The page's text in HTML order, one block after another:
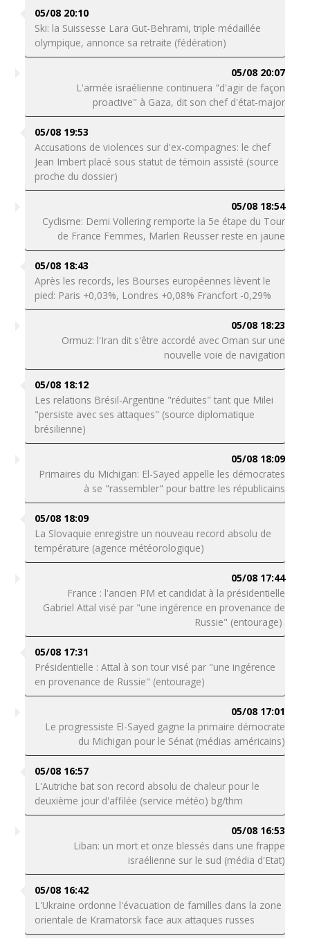
05/08 20:10
Ski: la Suissesse Lara Gut-Behrami, triple médaillée
olympique, annonce sa retraite (fédération)
05/08 20:07
L'armée israélienne continuera "d'agir de façon
proactive" à Gaza, dit son chef d'état-major
05/08 19:53
Accusations de violences sur d'ex-compagnes: le chef
Jean Imbert placé sous statut de témoin assisté (source
proche du dossier)
05/08 18:54
Cyclisme: Demi Vollering remporte la 5e étape du Tour
de France Femmes, Marlen Reusser reste en jaune
05/08 18:43
Après les records, les Bourses européennes lèvent le
pied: Paris +0,03%, Londres +0,08% Francfort -0,29%
05/08 18:23
Ormuz: l'Iran dit s'être accordé avec Oman sur une
nouvelle voie de navigation
05/08 18:12
Les relations Brésil-Argentine "réduites" tant que Milei
"persiste avec ses attaques" (source diplomatique
brésilienne)
05/08 18:09
Primaires du Michigan: El-Sayed appelle les démocrates
à se "rassembler" pour battre les républicains
05/08 18:09
La Slovaquie enregistre un nouveau record absolu de
température (agence météorologique)
05/08 17:44
France : l'ancien PM et candidat à la présidentielle
Gabriel Attal visé par "une ingérence en provenance de
Russie" (entourage)
05/08 17:31
Présidentielle : Attal à son tour visé par "une ingérence
en provenance de Russie" (entourage)
05/08 17:01
Le progressiste El-Sayed gagne la primaire démocrate
du Michigan pour le Sénat (médias américains)
05/08 16:57
L'Autriche bat son record absolu de chaleur pour le
deuxième jour d'affilée (service météo) bg/thm
05/08 16:53
Liban: un mort et onze blessés dans une frappe
israélienne sur le sud (média d'Etat)
05/08 16:42
L'Ukraine ordonne l'évacuation de familles dans la zone
orientale de Kramatorsk face aux attaques russes